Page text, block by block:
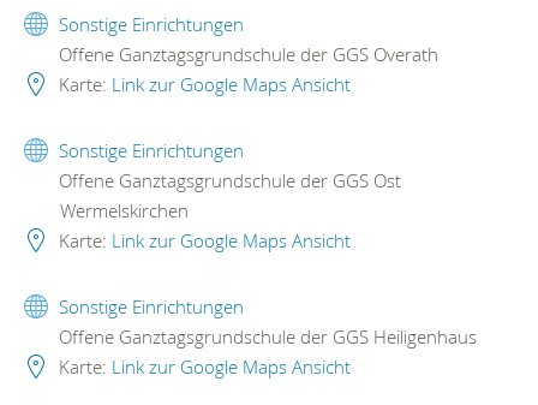
Sonstige Einrichtungen
Offene Ganztagsgrundschule der GGS Overath
Karte: Link zur Google Maps Ansicht
Sonstige Einrichtungen
Offene Ganztagsgrundschule der GGS Ost
Wermelskirchen
Karte: Link zur Google Maps Ansicht
Sonstige Einrichtungen
Offene Ganztagsgrundschule der GGS Heiligenhaus
Karte: Link zur Google Maps Ansicht